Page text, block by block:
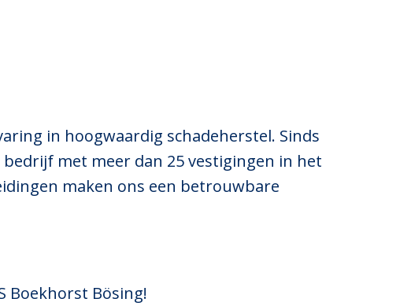
in hoogwaardig schadeherstel. Sinds
met meer dan 25 vestigingen in het
maken ons een betrouwbare
Boekhorst Bösing!